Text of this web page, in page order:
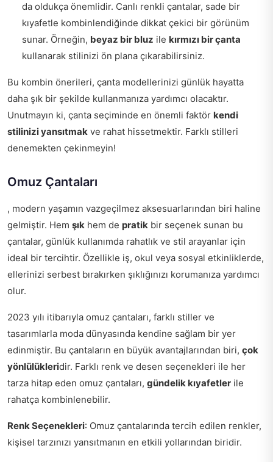
da oldukça önemlidir. Canlı renkli çantalar, sade bir
kıyafetle kombinlendiğinde dikkat çekici bir görünüm
sunar. Örneğin, beyaz bir bluz ile kırmızı bir çanta
kullanarak stilinizi ön plana çıkarabilirsiniz.
Bu kombin önerileri, çanta modellerinizi günlük hayatta
daha şık bir şekilde kullanmanıza yardımcı olacaktır.
Unutmayın ki, çanta seçiminde en önemli faktör kendi
stilinizi yansıtmak ve rahat hissetmektir. Farklı stilleri
denemekten çekinmeyin!
Omuz Çantaları
, modern yaşamın vazgeçilmez aksesuarlarından biri haline
gelmiştir. Hem şık hem de pratik bir seçenek sunan bu
çantalar, günlük kullanımda rahatlık ve stil arayanlar için
ideal bir tercihtir. Özellikle iş, okul veya sosyal etkinliklerde,
ellerinizi serbest bırakırken şıklığınızı korumanıza yardımcı
olur.
2023 yılı itibarıyla omuz çantaları, farklı stiller ve
tasarımlarla moda dünyasında kendine sağlam bir yer
edinmiştir. Bu çantaların en büyük avantajlarından biri, çok
yönlülükleridir. Farklı renk ve desen seçenekleri ile her
tarza hitap eden omuz çantaları, gündelik kıyafetler ile
rahatça kombinlenebilir.
Renk Seçenekleri: Omuz çantalarında tercih edilen renkler,
kişisel tarzınızı yansıtmanın en etkili yollarından biridir.